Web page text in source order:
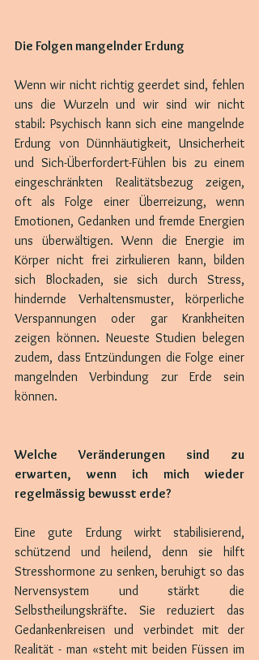
Die Folgen mangelnder Erdung
Wenn wir nicht richtig geerdet sind, fehlen
uns die Wurzeln und wir sind wir nicht
stabil: Psychisch kann sich eine mangelnde
Erdung von Dünnhäutigkeit, Unsicherheit
und Sich-Überfordert-Fühlen bis zu einem
eingeschränkten Realitätsbezug zeigen,
oft als Folge einer Überreizung, wenn
Emotionen, Gedanken und fremde Energien
uns überwältigen. Wenn die Energie im
Körper nicht frei zirkulieren kann, bilden
sich Blockaden, sie sich durch Stress,
hindernde Verhaltensmuster, körperliche
Verspannungen oder gar Krankheiten
zeigen können. Neueste Studien belegen
zudem, dass Entzündungen die Folge einer
mangelnden Verbindung zur Erde sein
können.
Welche Veränderungen sind zu
erwarten, wenn ich mich wieder
regelmässig bewusst erde?
Eine gute Erdung wirkt stabilisierend,
schützend und heilend, denn sie hilft
Stresshormone zu senken, beruhigt so das
Nervensystem und stärkt die
Selbstheilungskräfte. Sie reduziert das
Gedankenkreisen und verbindet mit der
Realität - man «steht mit beiden Füssen im